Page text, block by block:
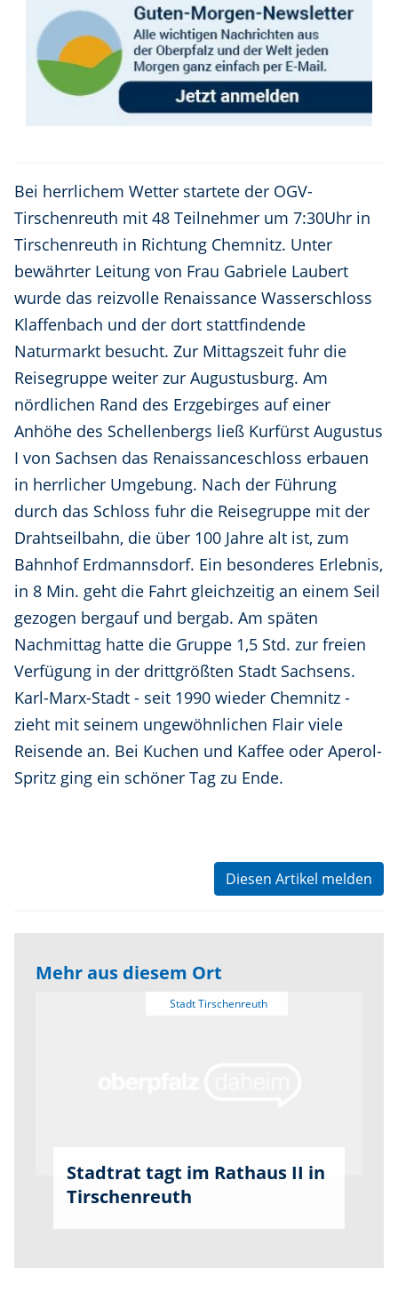
Bei herrlichem Wetter startete der OGV-
Tirschenreuth mit 48 Teilnehmer um 7:30Uhr in
Tirschenreuth in Richtung Chemnitz. Unter
bewährter Leitung von Frau Gabriele Laubert
wurde das reizvolle Renaissance Wasserschloss
Klaffenbach und der dort stattfindende
Naturmarkt besucht. Zur Mittagszeit fuhr die
Reisegruppe weiter zur Augustusburg. Am
nördlichen Rand des Erzgebirges auf einer
Anhöhe des Schellenbergs ließ Kurfürst Augustus
I von Sachsen das Renaissanceschloss erbauen
in herrlicher Umgebung. Nach der Führung
durch das Schloss fuhr die Reisegruppe mit der
Drahtseilbahn, die über 100 Jahre alt ist, zum
Bahnhof Erdmannsdorf. Ein besonderes Erlebnis,
in 8 Min. geht die Fahrt gleichzeitig an einem Seil
gezogen bergauf und bergab. Am späten
Nachmittag hatte die Gruppe 1,5 Std. zur freien
Verfügung in der drittgrößten Stadt Sachsens.
Karl-Marx-Stadt - seit 1990 wieder Chemnitz -
zieht mit seinem ungewöhnlichen Flair viele
Reisende an. Bei Kuchen und Kaffee oder Aperol-
Spritz ging ein schöner Tag zu Ende.
Diesen Artikel melden
Mehr aus diesem Ort
Stadt Tirschenreuth
Stadtrat tagt im Rathaus II in
Tirschenreuth